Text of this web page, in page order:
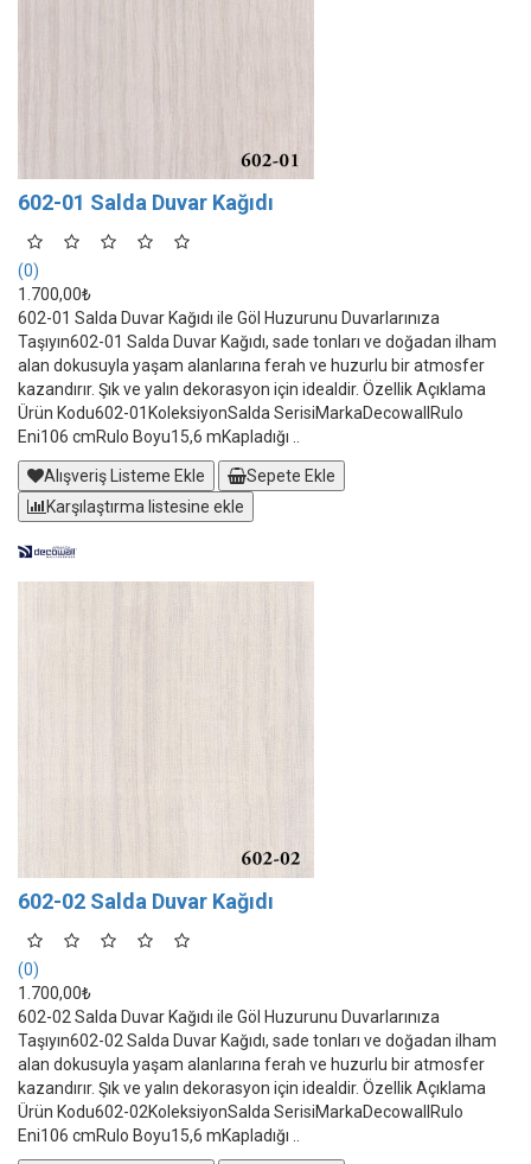
602-01 Salda Duvar Kağıdı
(0)
1.700,00₺
602-01 Salda Duvar Kağıdı ile Göl Huzurunu Duvarlarınıza
Taşıyın602-01 Salda Duvar Kağıdı, sade tonları ve doğadan ilham
alan dokusuyla yaşam alanlarına ferah ve huzurlu bir atmosfer
kazandırır. Şık ve yalın dekorasyon için idealdir. Özellik Açıklama
Ürün Kodu602-01KoleksiyonSalda SerisiMarkaDecowallRulo
Eni106 cmRulo Boyu15,6 mKapladığı ..
Alışveriş Listeme Ekle
Sepete Ekle
Karşılaştırma listesine ekle
602-02 Salda Duvar Kağıdı
(0)
1.700,00₺
602-02 Salda Duvar Kağıdı ile Göl Huzurunu Duvarlarınıza
Taşıyın602-02 Salda Duvar Kağıdı, sade tonları ve doğadan ilham
alan dokusuyla yaşam alanlarına ferah ve huzurlu bir atmosfer
kazandırır. Şık ve yalın dekorasyon için idealdir. Özellik Açıklama
Ürün Kodu602-02KoleksiyonSalda SerisiMarkaDecowallRulo
Eni106 cmRulo Boyu15,6 mKapladığı ..